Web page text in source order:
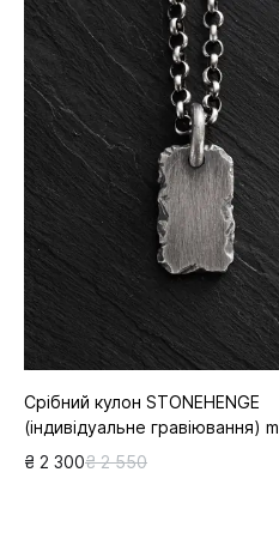
Срібний кулон STONEHENGE
(індивідуальне гравіювання)
₴ 2 300₴ 2 550